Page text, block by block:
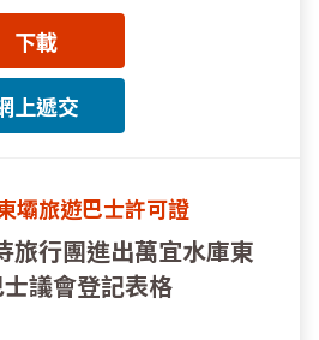
下載
上遞交
壩旅遊巴士許可證
旅行團進出萬宜水庫東
議會登記表格